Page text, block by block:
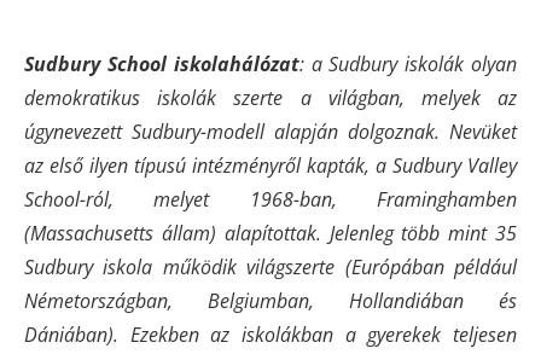
Sudbury School iskolahálózat: a Sudbury iskolák olyan
demokratikus iskolák szerte a világban, melyek az
úgynevezett Sudbury-modell alapján dolgoznak. Nevüket
az első ilyen típusú intézményről kapták, a Sudbury Valley
School-ról, melyet 1968-ban, Framinghamben
(Massachusetts állam) alapítottak. Jelenleg több mint 35
Sudbury iskola működik világszerte (Európában például
Németországban, Belgiumban, Hollandiában és
Dániában). Ezekben az iskolákban a gyerekek teljesen